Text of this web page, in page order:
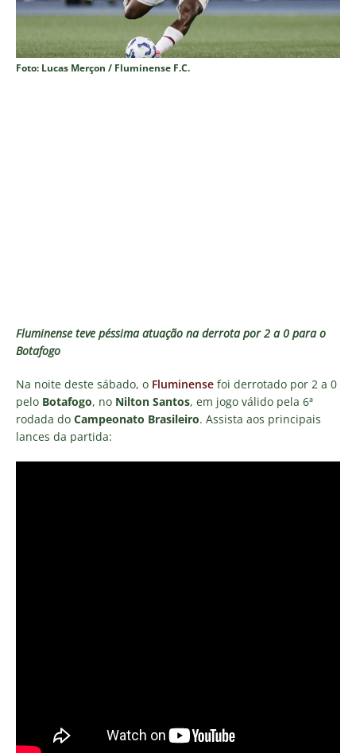
Foto: Lucas Merçon / Fluminense F.C.
Fluminense teve péssima atuação na derrota por 2 a 0 para o
Botafogo
Na noite deste sábado, o Fluminense foi derrotado por 2 a 0
pelo Botafogo, no Nilton Santos, em jogo válido pela 6ª
rodada do Campeonato Brasileiro. Assista aos principais
lances da partida: